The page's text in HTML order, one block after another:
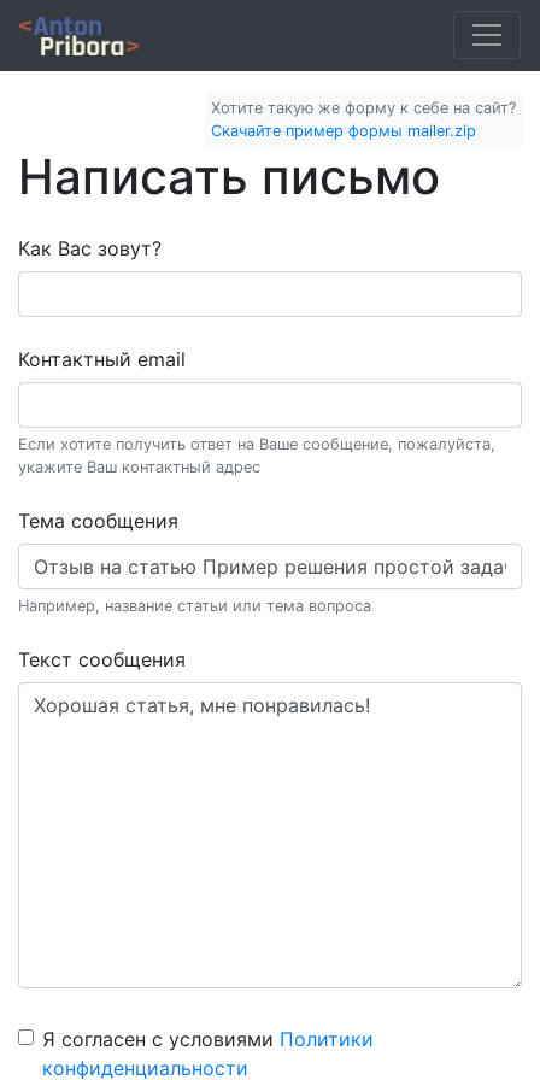
Хотите такую же форму к себе на сайт?
Скачайте пример формы mailer.zip
Написать письмо
Как Вас зовут?
Контактный email
Если хотите получить ответ на Ваше сообщение, пожалуйста,
укажите Ваш контактный адрес
Тема сообщения
Например, название статьи или тема вопроса
Текст сообщения
Я согласен с условиями Политики
конфиденциальности